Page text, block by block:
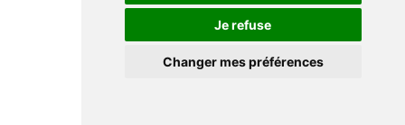
Je refuse
Changer mes préférences